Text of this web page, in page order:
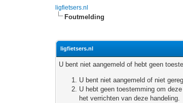
ligfietsers.nl
Foutmelding
ligfietsers.nl
U bent niet aangemeld of hebt geen
U bent niet aangemeld of niet
U hebt geen toestemming om
het verrichten van deze handeling.